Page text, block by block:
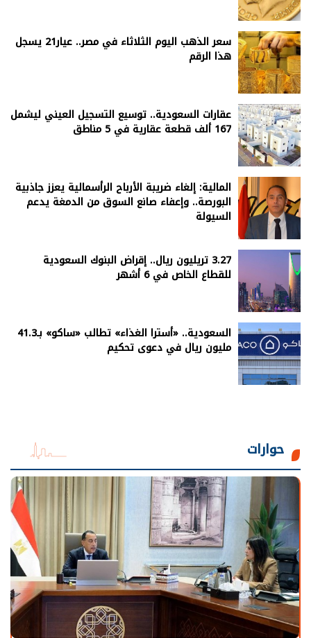
سعر الذهب اليوم الثلاثاء في مصر.. عيار21 يسجل
هذا الرقم
عقارات السعودية.. توسيع التسجيل العيني ليشمل
167 ألف قطعة عقارية في 5 مناطق
المالية: إلغاء ضريبة الأرباح الرأسمالية يعزز جاذبية
البورصة.. وإعفاء صانع السوق من الدمغة يدعم
السيولة
3.27 تريليون ريال.. إقراض البنوك السعودية
للقطاع الخاص في 6 أشهر
السعودية.. «أسترا الغذاء» تطالب «ساكو» بـ41.3
مليون ريال في دعوى تحكيم
حوارات